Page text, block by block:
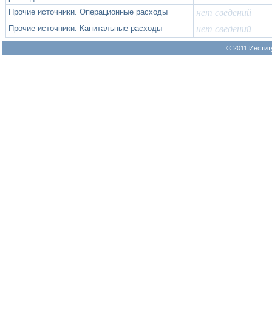
Прочие источники. Операционные расходы нет сведений
Прочие источники. Капитальные расходы нет сведений
© 2011